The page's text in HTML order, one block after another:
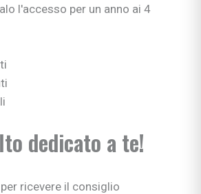
l'accesso per un anno ai 4
dedicato a te!
ricevere il consiglio